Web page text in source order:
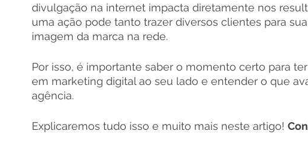
Agência de Marketing Digital SEO tráfego pago Leads B2B
divulgação na internet impacta diretamente nos
uma ação pode tanto trazer diversos clientes para
imagem da marca na rede.
Por isso, é importante saber o momento certo para
em marketing digital ao seu lado e entender o que
agência.
Explicaremos tudo isso e muito mais neste artigo!